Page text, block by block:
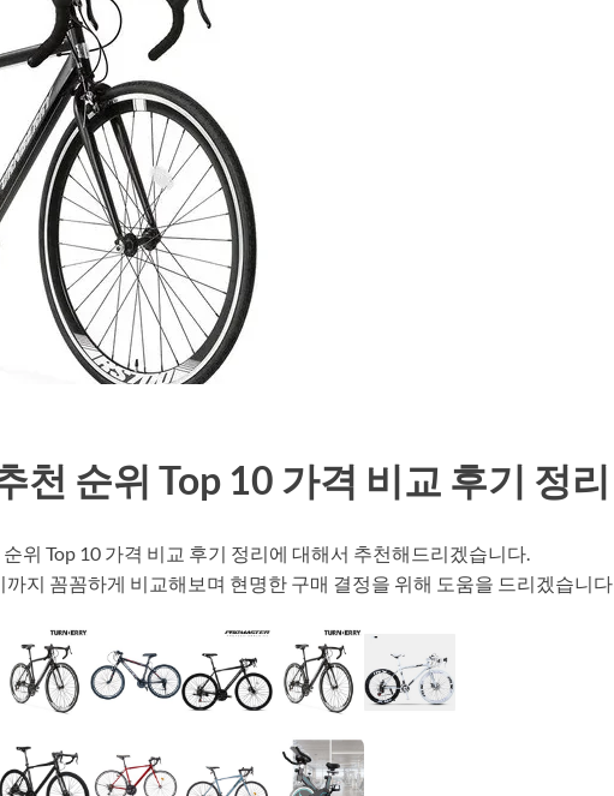
천 순위 Top 10 가격 비교 후기 정리
위 Top 10 가격 비교 후기 정리에 대해서 추천해드리겠습니다.
지 꼼꼼하게 비교해보며 현명한 구매 결정을 위해 도움을 드리겠습니다